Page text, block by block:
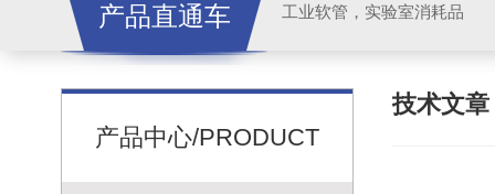
产品直通车 工业软管，实验室消耗品
产品中心/PRODUCT
技术文章